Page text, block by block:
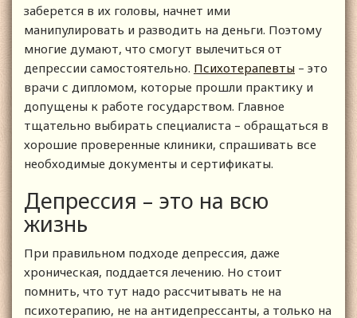
заберется в их головы, начнет ими
манипулировать и разводить на деньги. Поэтому
многие думают, что смогут вылечиться от
депрессии самостоятельно. Психотерапевты – это
врачи с дипломом, которые прошли практику и
допущены к работе государством. Главное
тщательно выбирать специалиста – обращаться в
хорошие проверенные клиники, спрашивать все
необходимые документы и сертификаты.
Депрессия – это на всю
жизнь
При правильном подходе депрессия, даже
хроническая, поддается лечению. Но стоит
помнить, что тут надо рассчитывать не на
психотерапию, не на антидепрессанты, а только на